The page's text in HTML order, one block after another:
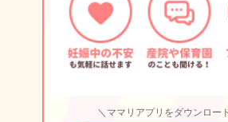
＼ママリアプリをダウンロー